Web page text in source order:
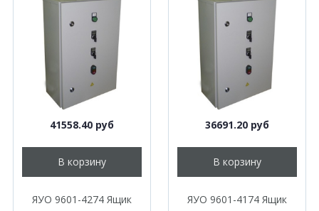
41558.40 руб
В корзину
ЯУО 9601-4274 Ящик
36691.20 руб
В корзину
ЯУО 9601-4174 Ящик